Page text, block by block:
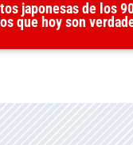
japonesas de los
que hoy son